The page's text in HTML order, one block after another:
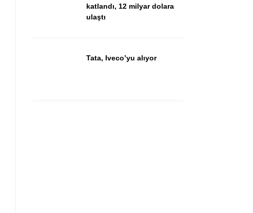
katlandı, 12 milyar dolara
ulaştı
Tata, Iveco’yu alıyor